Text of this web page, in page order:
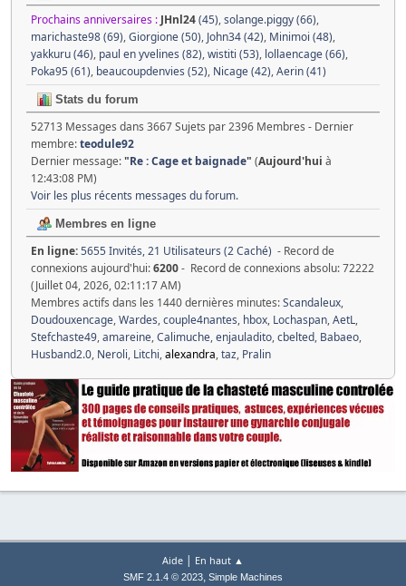
Prochains anniversaires : JHnl24(45),solange.piggy (66),
marichaste98 (69),Giorgione (50), John34 (42), Minimoi (48),
yakkuru (46), paul en yvelines (82),wistiti (53), lollaencage (66),
Poka95 (61), beaucoupdenvies (52), Nicage (42),Aerin (41)
Stats du forum
52713 Messages dans 3667 Sujets par 2396 Membres - Dernier
membre:teodule92
Dernier message:"Re : Cage et baignade" (Aujourd'hui à
12:43:08 PM)
Voir les plus récents messages du forum.
Membres en ligne
En ligne:5655 Invités, 21 Utilisateurs (2 Caché) - Record de
connexions aujourd'hui:6200- Record de connexions absolu: 72222
(Juillet 04, 2026, 02:11:17 AM)
Membres actifs dans les 1440 dernières minutes:Scandaleux,
Doudouxencage,Wardes,couple4nantes, hbox, Lochaspan,AetL,
Stefchaste49,amareine,Calimuche,enjauladito,cbelted, Babaeo,
Husband2.0, Neroli, Litchi,alexandra,taz, Pralin
Aide | En haut ▲
SMF 2.1.4 © 2023, Simple Machines